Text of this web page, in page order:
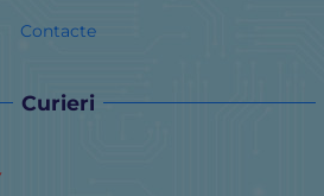
Contacte
Curieri